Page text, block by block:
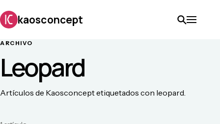
kaosconcept
ARCHIVO
Leopard
Artículos de Kaosconcept etiquetados con leopard.